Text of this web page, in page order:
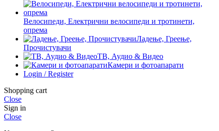
Велосипеди, Електрични велосипеди и тротинети,
опрема
Ладење, Греење,
Прочистувачи
ТВ, Аудио & Видео
Камери и фотоапарати
Login / Register
Shopping cart
Close
Sign in
Close